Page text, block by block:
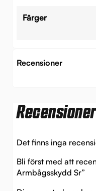
Färger
Recensioner
Recensioner
Det finns inga
Bli först med att
Armbågsskydd Sr”